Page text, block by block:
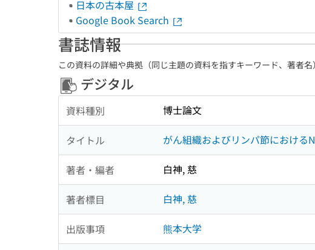
日本の古本屋
Google Book Search
書誌情報
この資料の詳細や典拠（同じ主題の資料を指すキーワード、著者名
デジタル
資料種別 博士論文
タイトル がん組織およびリンパ節における
著者・編者 白神, 慈
著者標目 白神, 慈
出版事項 熊本大学